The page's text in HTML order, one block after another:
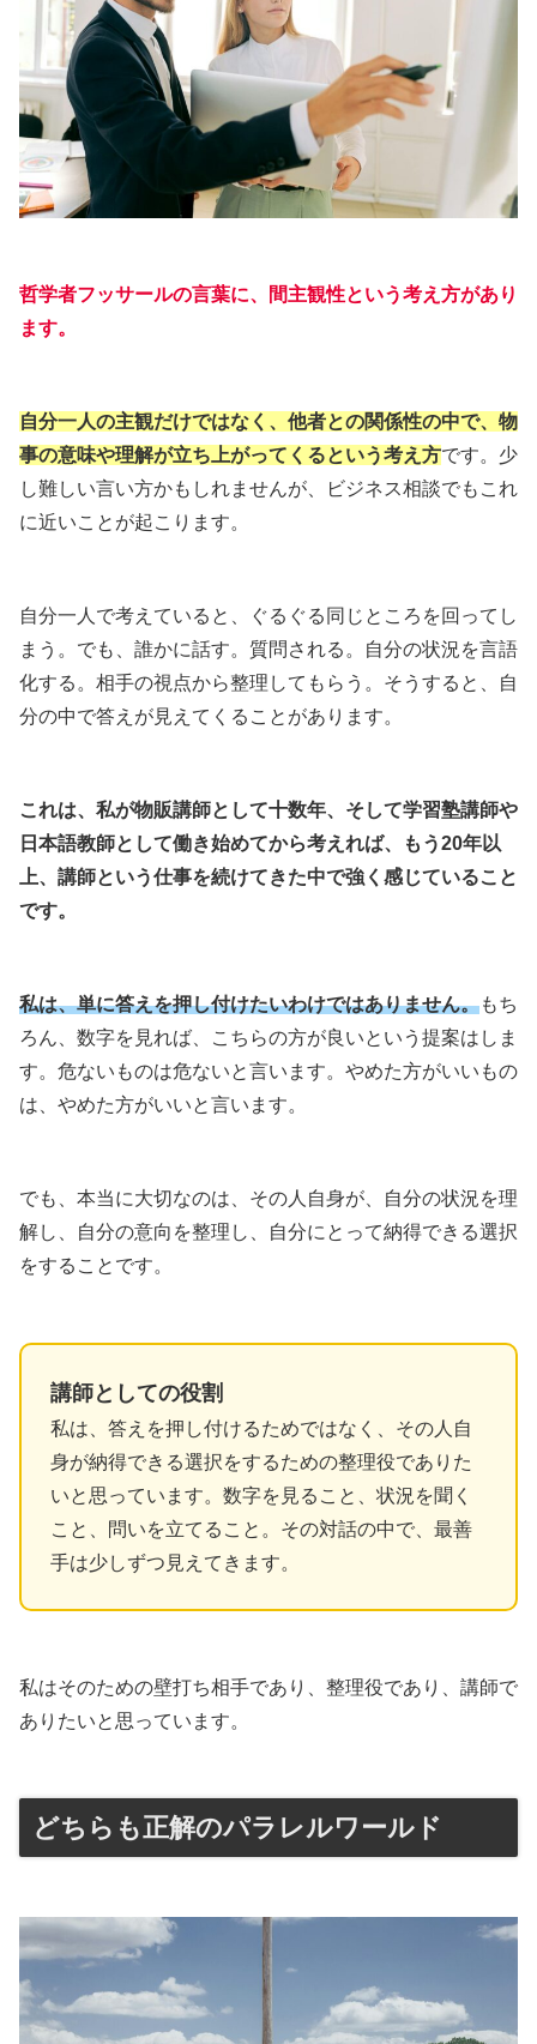
哲学者フッサールの言葉に、間主観性という考え方があり
ます。
自分一人の主観だけではなく、他者との関係性の中で、物
事の意味や理解が立ち上がってくるという考え方です。少
し難しい言い方かもしれませんが、ビジネス相談でもこれ
に近いことが起こります。
自分一人で考えていると、ぐるぐる同じところを回ってし
まう。でも、誰かに話す。質問される。自分の状況を言語
化する。相手の視点から整理してもらう。そうすると、自
分の中で答えが見えてくることがあります。
これは、私が物販講師として十数年、そして学習塾講師や
日本語教師として働き始めてから考えれば、もう20年以
上、講師という仕事を続けてきた中で強く感じていること
です。
私は、単に答えを押し付けたいわけではありません。もち
ろん、数字を見れば、こちらの方が良いという提案はしま
す。危ないものは危ないと言います。やめた方がいいもの
は、やめた方がいいと言います。
でも、本当に大切なのは、その人自身が、自分の状況を理
解し、自分の意向を整理し、自分にとって納得できる選択
をすることです。
講師としての役割
私は、答えを押し付けるためではなく、その人自
身が納得できる選択をするための整理役でありた
いと思っています。数字を見ること、状況を聞く
こと、問いを立てること。その対話の中で、最善
手は少しずつ見えてきます。
私はそのための壁打ち相手であり、整理役であり、講師で
ありたいと思っています。
どちらも正解のパラレルワールド